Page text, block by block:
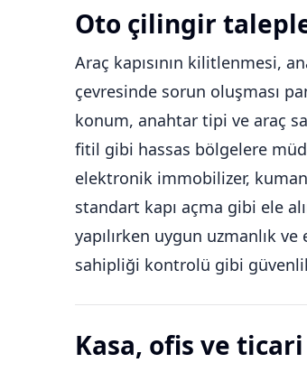
Oto çilingir
Araç kapısının kilitlenmesi,
çevresinde sorun oluşması
konum, anahtar tipi ve araç
fitil gibi hassas bölgelere
elektronik immobilizer,
standart kapı açma gibi ele
yapılırken uygun uzmanlık
sahipliği kontrolü gibi
Kasa, ofis ve